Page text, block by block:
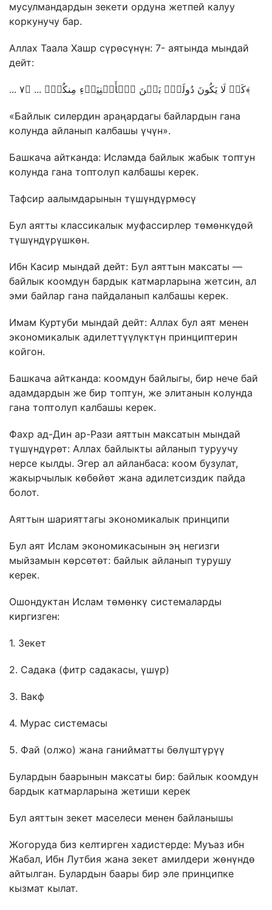
мусулмандардын зекети ордуна жетпей калуу
коркунучу бар.
Аллах Таала Хашр сүрөсүнүн: 7- аятында мындай
дейт:
... كَیۡ لَا یَكُونَ دُولَةَۢ بَیۡنَ ٱلۡأَغۡنِیَاۤءِ مِنكُمۡۚ ... ﴿٧﴾
«Байлык силердин араңардагы байлардын гана
колунда айланып калбашы үчүн».
Башкача айтканда: Исламда байлык жабык топтун
колунда гана топтолуп калбашы керек.
Тафсир аалымдарынын түшүндүрмөсү
Бул аятты классикалык муфассирлер төмөнкүдөй
түшүндүрүшкөн.
Ибн Касир мындай дейт: Бул аяттын максаты —
байлык коомдун бардык катмарларына жетсин, ал
эми байлар гана пайдаланып калбашы керек.
Имам Куртуби мындай дейт: Аллах бул аят менен
экономикалык адилеттүүлүктүн принциптерин
койгон.
Башкача айтканда: коомдун байлыгы, бир нече бай
адамдардын же бир топтун, же элитанын колунда
гана топтолуп калбашы керек.
Фахр ад-Дин ар-Рази аяттын максатын мындай
түшүндүрөт: Аллах байлыкты айланып туруучу
нерсе кылды. Эгер ал айланбаса: коом бузулат,
жакырчылык көбөйөт жана адилетсиздик пайда
болот.
Аяттын шарияттагы экономикалык принципи
Бул аят Ислам экономикасынын эң негизги
мыйзамын көрсөтөт: байлык айланып турушу
керек.
Ошондуктан Ислам төмөнкү системаларды
киргизген:
1. Зекет
2. Садака (фитр садакасы, үшүр)
3. Вакф
4. Мурас системасы
5. Фай (олжо) жана ганийматты бөлүштүрүү
Булардын баарынын максаты бир: байлык коомдун
бардык катмарларына жетиши керек
Бул аяттын зекет маселеси менен байланышы
Жогоруда биз келтирген хадистерде: Муъаз ибн
Жабал, Ибн Лутбия жана зекет амилдери жөнүндө
айтылган. Булардын баары бир эле принципке
кызмат кылат.